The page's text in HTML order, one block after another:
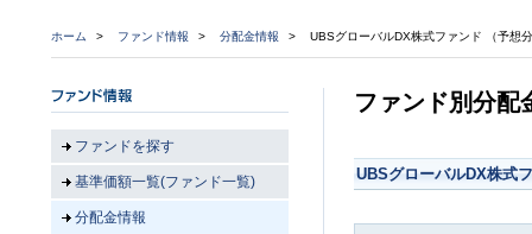
ホーム > ファンド情報 > 分配金情報 > UBSグローバルDX株式ファンド （予想
ファンド別分配
UBSグローバルDX株式
ファンドを探す
基準価額一覧(ファンド一覧)
分配金情報